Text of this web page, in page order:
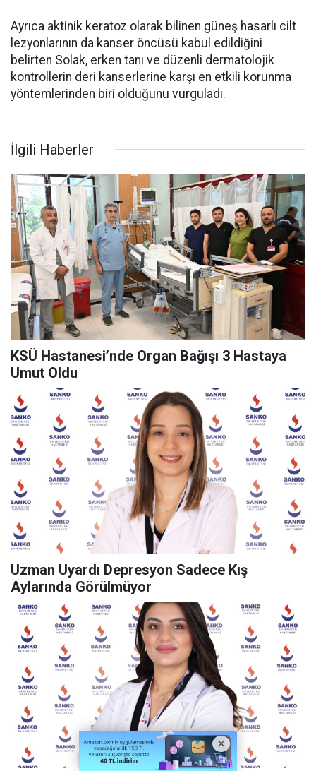
Ayrıca aktinik keratoz olarak bilinen güneş hasarlı cilt
lezyonlarının da kanser öncüsü kabul edildiğini
belirten Solak, erken tanı ve düzenli dermatolojik
kontrollerin deri kanserlerine karşı en etkili korunma
yöntemlerinden biri olduğunu vurguladı.
İlgili Haberler
KSÜ Hastanesi’nde Organ Bağışı 3 Hastaya
Umut Oldu
Uzman Uyardı Depresyon Sadece Kış
Aylarında Görülmüyor